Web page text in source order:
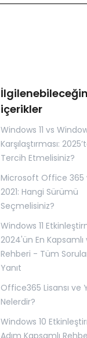
içerikler
Windows 11 vs
Karşılaştırması:
Tercih Etmelisiniz?
Microsoft Office 365
2021: Hangi Sürümü
Seçmelisiniz?
Windows 11
2024'ün En
Rehberi - Tüm
Yanıt
Office365 Lisansı ve
Nelerdir?
Windows 10
Adım Kapsamlı